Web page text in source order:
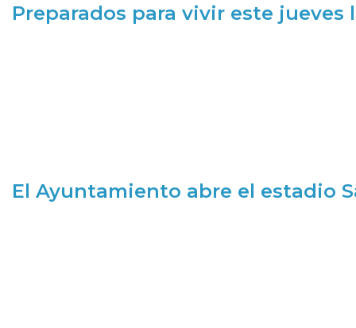
Preparados para vivir este jueves
El Ayuntamiento abre el estadio